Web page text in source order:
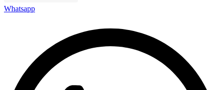
Whatsapp